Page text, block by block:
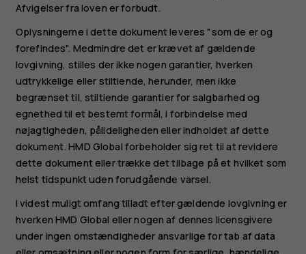
Afvigelser fra loven er forbudt.
Oplysningerne i dette dokument leveres "som de er og
forefindes". Medmindre det er krævet af gældende
lovgivning, stilles der ikke nogen garantier, hverken
udtrykkelige eller stiltiende, herunder, men ikke
begrænset til, stiltiende garantier for salgbarhed og
egnethed til et bestemt formål, i forbindelse med
nøjagtigheden, pålideligheden eller indholdet af dette
dokument. HMD Global forbeholder sig ret til at revidere
dette dokument eller trække det tilbage på et hvilket som
helst tidspunkt uden forudgående varsel.
I videst muligt omfang tilladt efter gældende lovgivning er
hverken HMD Global eller nogen af dennes licensgivere
under ingen omstændigheder ansvarlige for tab af data